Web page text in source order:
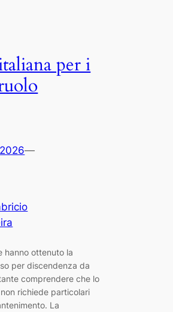
per i
—
hanno ottenuto la
per discendenza da
comprendere che lo
richiede particolari
La